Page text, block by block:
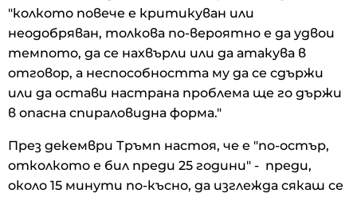
"колкото повече е критикуван или
неодобряван, толкова по-вероятно е да удвои
темпото, да се нахвърли или да атакува в
отговор, а неспособността му да се сдържи
или да остави настрана проблема ще го държи
в опасна спираловидна форма."
През декември Тръмп настоя, че е "по-остър,
отколкото е бил преди 25 години" - преди,
около 15 минути по-късно, да изглежда сякаш се